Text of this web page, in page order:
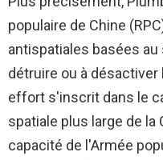
populaire de Chine
antispatiales basées
détruire ou à
effort s'inscrit dans le
spatiale plus large de la
capacité de l'Armée